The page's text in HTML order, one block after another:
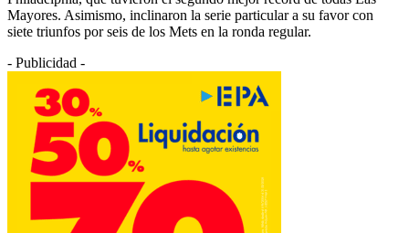
Mayores. Asimismo, inclinaron la serie particular a su favor con
siete triunfos por seis de los Mets en la ronda regular.
- Publicidad -